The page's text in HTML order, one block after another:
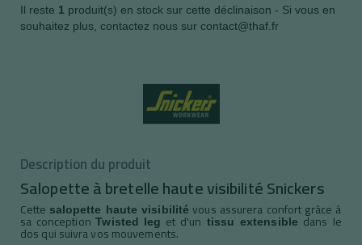
Il reste 1 produit(s) en stock sur cette déclinaison - Si vous en
souhaitez plus, contactez nous sur contact@thaf.fr
Description du produit
Salopette à bretelle haute visibilité Snickers
Cette salopette haute visibilité vous assurera confort grâce à
sa conceptionTwisted leg et d'un tissu extensible dans le
dos qui suivra vos mouvements.